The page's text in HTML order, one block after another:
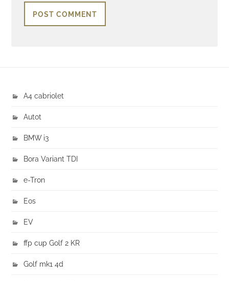
A4 cabriolet
Autot
BMW i3
Bora Variant TDI
e-Tron
Eos
EV
ffp cup Golf 2 KR
Golf mk1 4d